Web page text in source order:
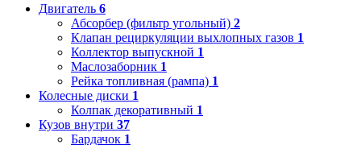
Двигатель 6
Абсорбер (фильтр угольный) 2
Клапан рециркуляции выхлопных газов 1
Коллектор выпускной 1
Маслозаборник 1
Рейка топливная (рампа) 1
Колесные диски 1
Колпак декоративный 1
Кузов внутри 37
Бардачок 1